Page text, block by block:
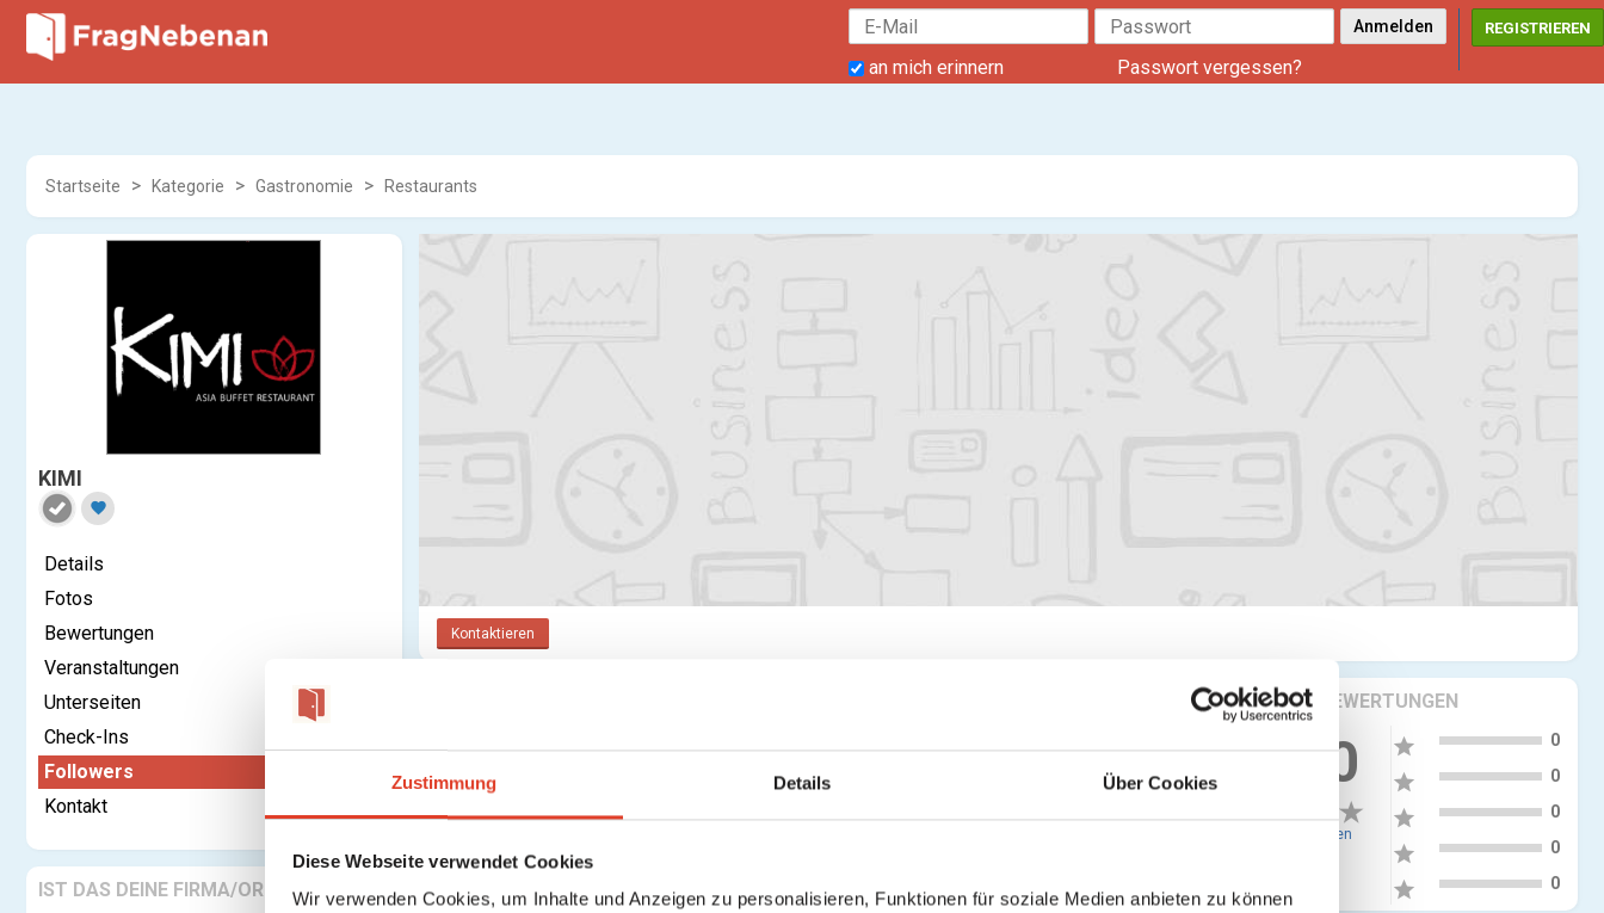
Zustimmung Details Über Cookies
Diese Webseite verwendet Cookies
Wir verwenden Cookies, um Inhalte und Anzeigen zu personalisieren, Funktionen für soziale Medien anbieten zu können
an mich erinnern Passwort vergessen?
REGISTRIEREN
Startseite Kategorie Gastronomie Restaurants
KIMI
favorite
Details
Fotos
Bewertungen
Veranstaltungen
Unterseiten
Check-Ins
Followers
Kontakt
IST DAS DEINE FIRMA/ORGANISATION?
Kontaktieren
KRITIKEN & BEWERTUNGEN
0.00
0 Bewertungen
star 0
star 0
star 0
star 0
star 0